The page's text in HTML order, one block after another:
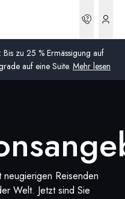
zu 25 % Ermässigung auf
auf eine Suite. Mehr lesen
Schottland, Wales
neugierigen Reisenden
Welt. Jetzt sind Sie